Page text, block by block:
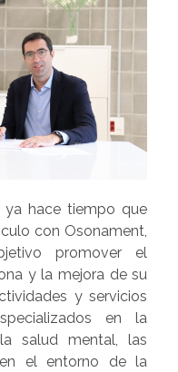
ya hace tiempo que
con Osonament,
promover el
y la mejora de su
y servicios
en la
salud mental, las
el entorno de la